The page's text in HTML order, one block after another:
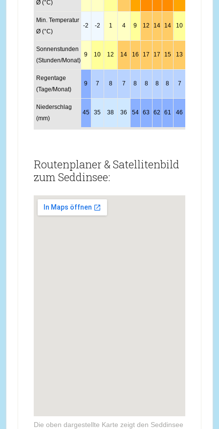
Ø (°C)
Min. Temperatur
Ø (°C)
-2 -2 1 4 9 12 14 14 10
Sonnenstunden
(Stunden/Monat)
9 10 12 14 16 17 17 15 13
Regentage
(Tage/Monat)
9 7 8 7 8 8 8 8 7
Niederschlag
(mm)
45 35 38 36 54 63 62 61 46
Routenplaner & Satellitenbild
zum Seddinsee:
Die oben dargestellte Karte zeigt den Seddinsee